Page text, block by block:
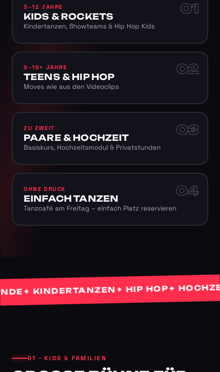
01
3–12 JAHRE
KIDS & ROCKETS
Kindertanzen, Showteams & Hip Hop Kids
02
9–16+ JAHRE
TEENS & HIP HOP
Moves wie aus den Videoclips
03
ZU ZWEIT
PAARE & HOCHZEIT
Basiskurs, Hochzeitsmodul & Privatstunden
04
OHNE DRUCK
EINFACH TANZEN
Tanzcafé am Freitag – einfach Platz reservieren
✦ KINDERTANZEN✦ HIP HOP✦
01 · KIDS & FAMILIEN